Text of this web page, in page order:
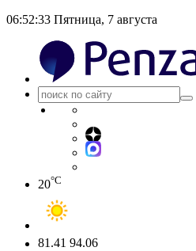
06:52:33 Пятница, 7 августа
20°C
81.41 94.06